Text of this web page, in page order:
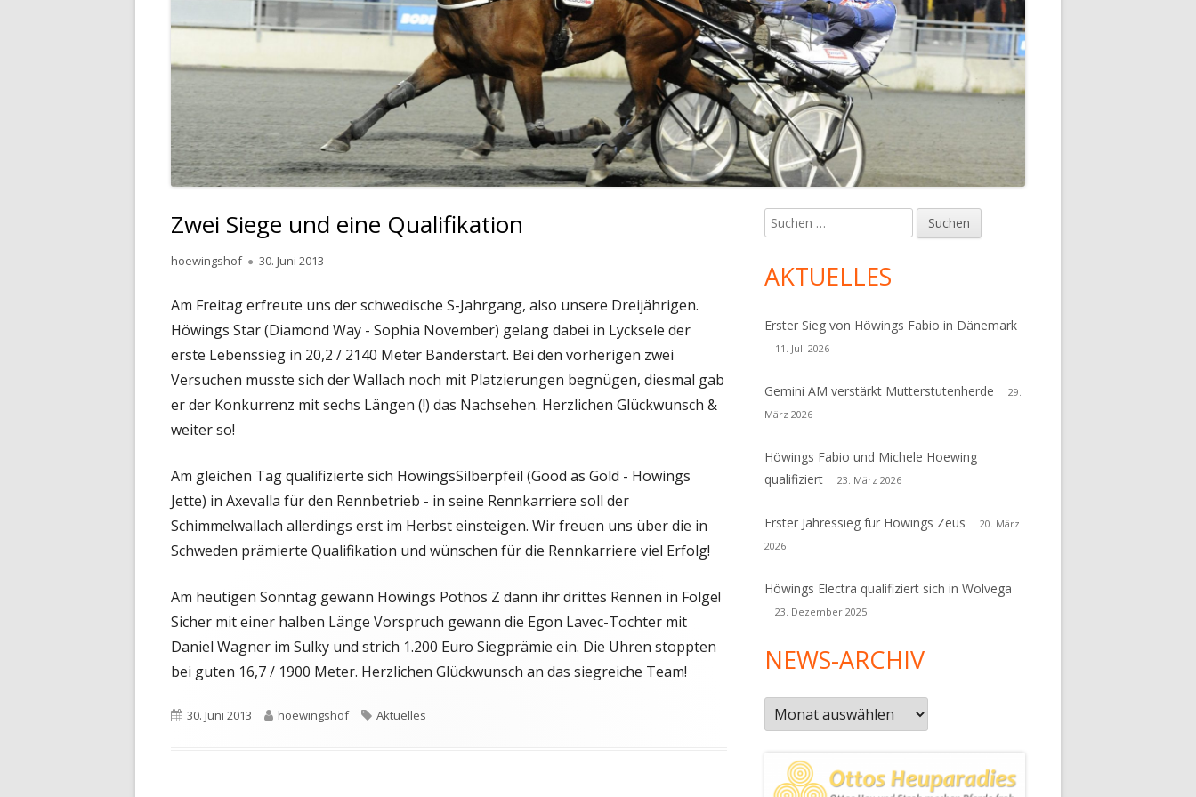
Zwei Siege und eine Qualifikation
Autor
hoewingshof
Veröffentlicht
30. Juni 2013
Am Freitag erfreute uns der schwedische S-Jahrgang, also unsere Dreijährigen.
Höwings Star (Diamond Way - Sophia November) gelang dabei in Lycksele der
erste Lebenssieg in 20,2 / 2140 Meter Bänderstart. Bei den vorherigen zwei
Versuchen musste sich der Wallach noch mit Platzierungen begnügen, diesmal gab
er der Konkurrenz mit sechs Längen (!) das Nachsehen. Herzlichen Glückwunsch &
weiter so!
Am gleichen Tag qualifizierte sich HöwingsSilberpfeil (Good as Gold - Höwings
Jette) in Axevalla für den Rennbetrieb - in seine Rennkarriere soll der
Schimmelwallach allerdings erst im Herbst einsteigen. Wir freuen uns über die in
Schweden prämierte Qualifikation und wünschen für die Rennkarriere viel Erfolg!
Am heutigen Sonntag gewann Höwings Pothos Z dann ihr drittes Rennen in Folge!
Sicher mit einer halben Länge Vorspruch gewann die Egon Lavec-Tochter mit
Daniel Wagner im Sulky und strich 1.200 Euro Siegprämie ein. Die Uhren stoppten
bei guten 16,7 / 1900 Meter. Herzlichen Glückwunsch an das siegreiche Team!
Veröffentlicht
30. Juni 2013 Autor
hoewingshof Schlagwörter
Aktuelles
Haupt-
Seitenleiste
Suchen
nach:
AKTUELLES
Erster Sieg von Höwings Fabio in Dänemark
11. Juli 2026
Gemini AM verstärkt Mutterstutenherde
29.
März 2026
Höwings Fabio und Michele Hoewing
qualifiziert
23. März 2026
Erster Jahressieg für Höwings Zeus
20. März
2026
Höwings Electra qualifiziert sich in Wolvega
23. Dezember 2025
NEWS-ARCHIV
News-
Archiv